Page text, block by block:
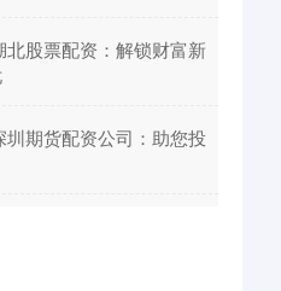
北股票配资：解锁财富新
期货配资公司：助您投